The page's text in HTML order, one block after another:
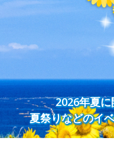
2026年夏
夏祭りなどのイ